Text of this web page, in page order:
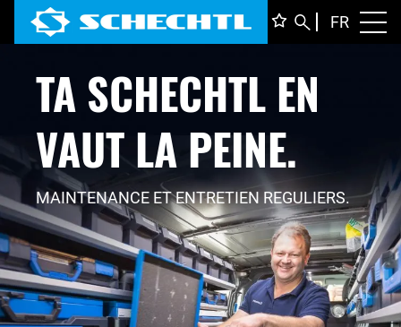
FR
TA SCHECHTLEN
VAUT LA PEINE.
MAINTENANCE ET ENTRETIEN REGULIERS.